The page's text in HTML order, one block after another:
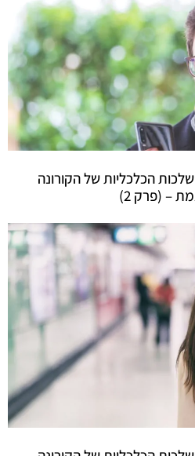
הכלכליות של הקורונה
– (פרק 2)